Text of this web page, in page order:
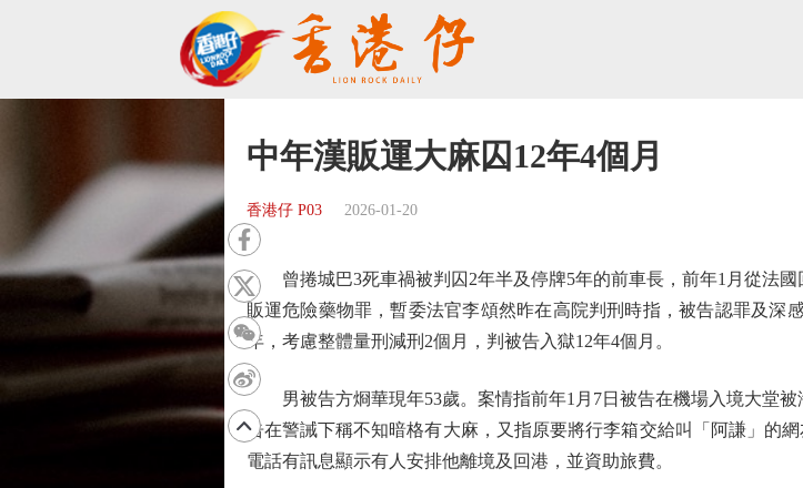
中年漢販運大麻囚12年4個月
香港仔 P03 2026-01-20
曾捲城巴3死車禍被判囚2年半及停牌5年的前車長，前年1月從法國
販運危險藥物罪，暫委法官李頌然昨在高院判刑時指，被告認罪及深
年，考慮整體量刑減刑2個月，判被告入獄12年4個月。
男被告方烱華現年53歲。案情指前年1月7日被告在機場入境大堂被
告在警誡下稱不知暗格有大麻，又指原要將行李箱交給叫「阿謙」的
電話有訊息顯示有人安排他離境及回港，並資助旅費。